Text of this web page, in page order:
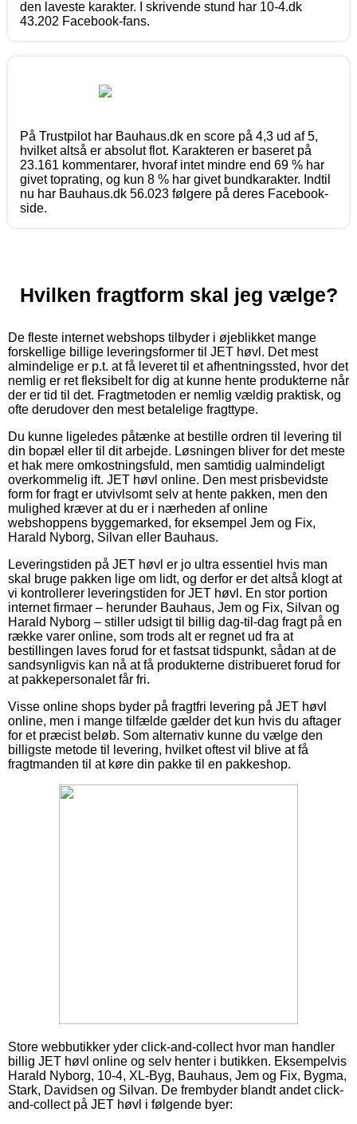
den laveste karakter. I skrivende stund har 10-4.dk
43.202 Facebook-fans.
På Trustpilot har Bauhaus.dk en score på 4,3 ud af 5,
hvilket altså er absolut flot. Karakteren er baseret på
23.161 kommentarer, hvoraf intet mindre end 69 % har
givet toprating, og kun 8 % har givet bundkarakter. Indtil
nu har Bauhaus.dk 56.023 følgere på deres Facebook-
side.
Hvilken fragtform skal jeg vælge?
De fleste internet webshops tilbyder i øjeblikket mange
forskellige billige leveringsformer til JET høvl. Det mest
almindelige er p.t. at få leveret til et afhentningssted, hvor det
nemlig er ret fleksibelt for dig at kunne hente produkterne når
der er tid til det. Fragtmetoden er nemlig vældig praktisk, og
ofte derudover den mest betalelige fragttype.
Du kunne ligeledes påtænke at bestille ordren til levering til
din bopæl eller til dit arbejde. Løsningen bliver for det meste
et hak mere omkostningsfuld, men samtidig ualmindeligt
overkommelig ift. JET høvl online. Den mest prisbevidste
form for fragt er utvivlsomt selv at hente pakken, men den
mulighed kræver at du er i nærheden af online
webshoppens byggemarked, for eksempel Jem og Fix,
Harald Nyborg, Silvan eller Bauhaus.
Leveringstiden på JET høvl er jo ultra essentiel hvis man
skal bruge pakken lige om lidt, og derfor er det altså klogt at
vi kontrollerer leveringstiden for JET høvl. En stor portion
internet firmaer – herunder Bauhaus, Jem og Fix, Silvan og
Harald Nyborg – stiller udsigt til billig dag-til-dag fragt på en
række varer online, som trods alt er regnet ud fra at
bestillingen laves forud for et fastsat tidspunkt, sådan at de
sandsynligvis kan nå at få produkterne distribueret forud for
at pakkepersonalet får fri.
Visse online shops byder på fragtfri levering på JET høvl
online, men i mange tilfælde gælder det kun hvis du aftager
for et præcist beløb. Som alternativ kunne du vælge den
billigste metode til levering, hvilket oftest vil blive at få
fragtmanden til at køre din pakke til en pakkeshop.
Store webbutikker yder click-and-collect hvor man handler
billig JET høvl online og selv henter i butikken. Eksempelvis
Harald Nyborg, 10-4, XL-Byg, Bauhaus, Jem og Fix, Bygma,
Stark, Davidsen og Silvan. De frembyder blandt andet click-
and-collect på JET høvl i følgende byer: